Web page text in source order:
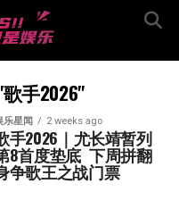
手2026"
乐星闻 2 weeks ago
手2026｜尤长靖暂列
8首度垫底  下周拼翻
争歌王之战门票